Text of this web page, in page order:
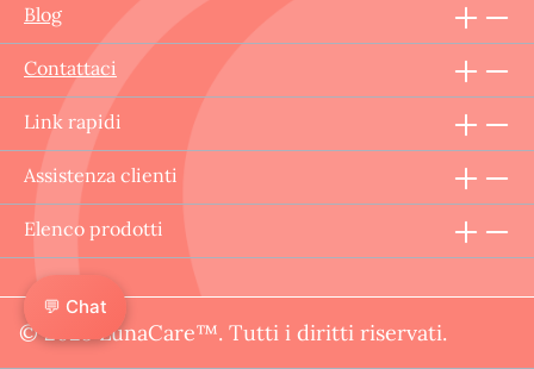
Blog
Contattaci
Link rapidi
Assistenza clienti
Elenco prodotti
© 2025 LunaCare™. Tutti i diritti riservati.
💬 Chat